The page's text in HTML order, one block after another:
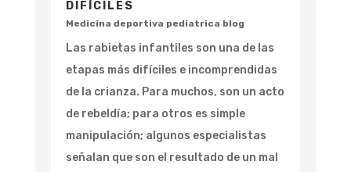
DIFÍCILES
Medicina deportiva pediatrica blog
Las rabietas infantiles son una de las
etapas más difíciles e incomprendidas
de la crianza. Para muchos, son un acto
de rebeldía; para otros es simple
manipulación; algunos especialistas
señalan que son el resultado de un mal